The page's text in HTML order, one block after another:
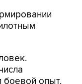
боевой опыт.